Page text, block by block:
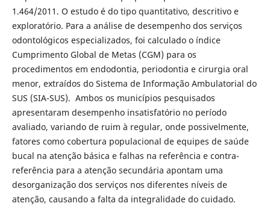
1.464/2011. O estudo é do tipo quantitativo, descritivo e
exploratório. Para a análise de desempenho dos serviços
odontológicos especializados, foi calculado o índice
Cumprimento Global de Metas (CGM) para os
procedimentos em endodontia, periodontia e cirurgia oral
menor, extraídos do Sistema de Informação Ambulatorial do
SUS (SIA-SUS). Ambos os municípios pesquisados
apresentaram desempenho insatisfatório no período
avaliado, variando de ruim à regular, onde possivelmente,
fatores como cobertura populacional de equipes de saúde
bucal na atenção básica e falhas na referência e contra-
referência para a atenção secundária apontam uma
desorganização dos serviços nos diferentes níveis de
atenção, causando a falta da integralidade do cuidado.